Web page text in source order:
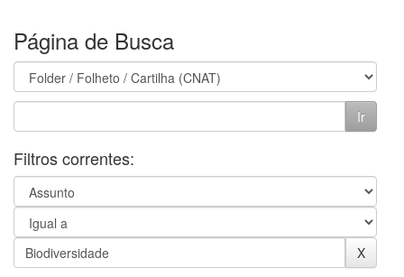
Página de Busca
Filtros correntes: